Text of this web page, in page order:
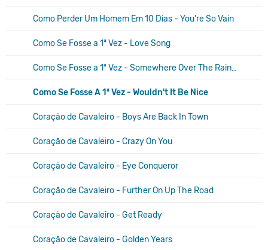
Como Perder Um Homem Em 10 Dias - You're So Vain
Como Se Fosse a 1ª Vez - Love Song
Como Se Fosse a 1ª Vez - Somewhere Over The Rainbow
Como Se Fosse A 1ª Vez - Wouldn't It Be Nice
Coração de Cavaleiro - Boys Are Back In Town
Coração de Cavaleiro - Crazy On You
Coração de Cavaleiro - Eye Conqueror
Coração de Cavaleiro - Further On Up The Road
Coração de Cavaleiro - Get Ready
Coração de Cavaleiro - Golden Years